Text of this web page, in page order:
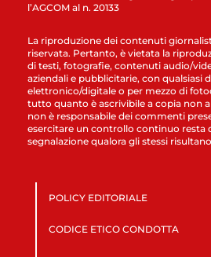
l’AGCOM al n. 20133
La riproduzione dei contenuti
riservata. Pertanto, è vietata la
di testi, fotografie, contenuti audio/
aziendali e pubblicitarie, con qualsiasi
elettronico/digitale o per mezzo di
tutto quanto è ascrivibile a copia non
non è responsabile dei commenti
esercitare un controllo continuo resta
segnalazione qualora gli stessi
POLICY EDITORIALE
CODICE ETICO CONDOTTA